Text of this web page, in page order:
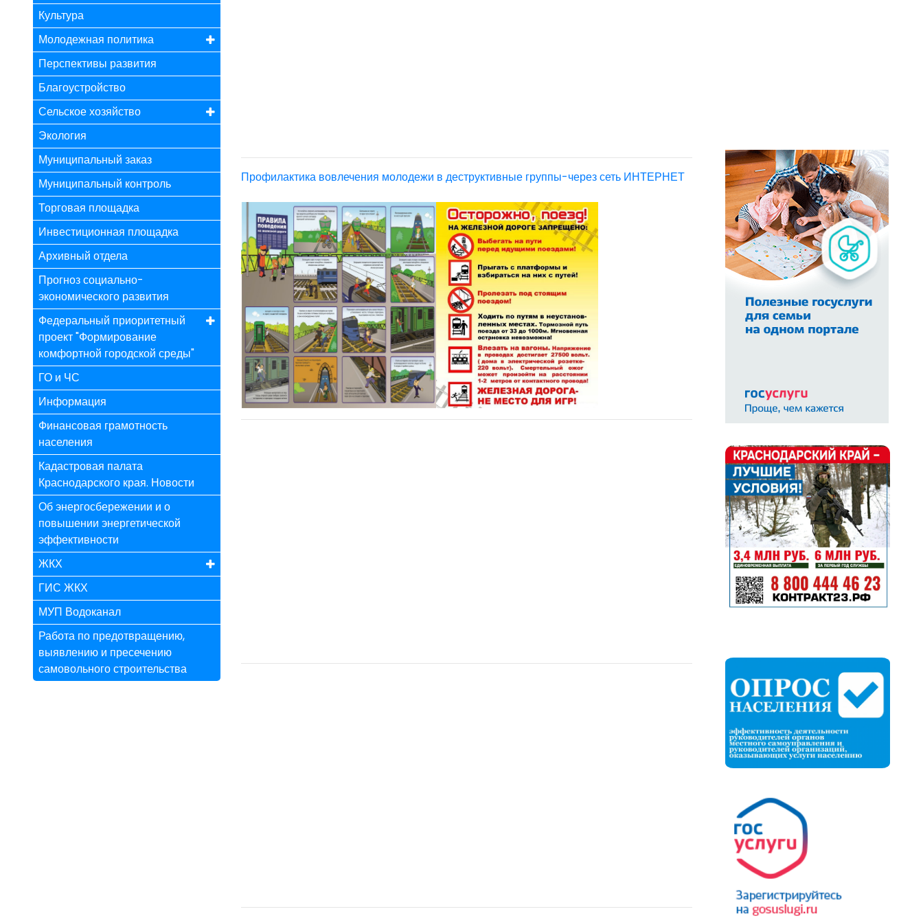
Культура
Молодежная политика
Перспективы развития
Благоустройство
Сельское хозяйство
Экология
Муниципальный заказ
Муниципальный контроль
Торговая площадка
Инвестиционная площадка
Архивный отдела
Прогноз социально-
экономического развития
Федеральный приоритетный
проект "Формирование
комфортной городской среды"
ГО и ЧС
Информация
Финансовая грамотность
населения
Кадастровая палата
Краснодарского края. Новости
Об энергосбережении и о
повышении энергетической
эффективности
ЖКХ
ГИС ЖКХ
МУП Водоканал
Работа по предотвращению,
выявлению и пресечению
самовольного строительства
Профилактика вовлечения молодежи в деструктивные группы-через сеть ИНТЕРНЕТ